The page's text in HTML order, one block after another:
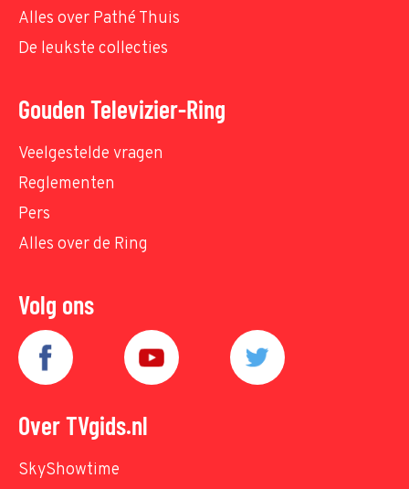
Alles over Pathé Thuis
De leukste collecties
Gouden Televizier-Ring
Veelgestelde vragen
Reglementen
Pers
Alles over de Ring
Volg ons
Over TVgids.nl
SkyShowtime